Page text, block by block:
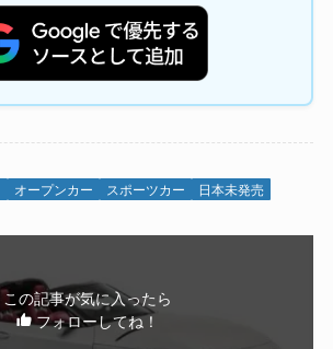
オープンカー スポーツカー 日本未発売
この記事が気に入ったら
フォローしてね！